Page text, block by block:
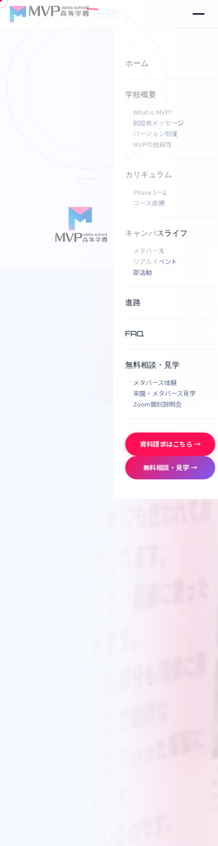
VER.1.0
ホーム
学校概要
What is MVP?
創設者メッセージ
バージョン制度
MVPの独自性
カリキュラム
Phase 1〜3
コース選択
キャンパスライフ
メタバース
リアルイベント
部活動
進路
FAQ
無料相談・見学
メタバース体験
来園・メタバース見学
Zoom個別説明会
資料請求はこちら →
無料相談・見学 →